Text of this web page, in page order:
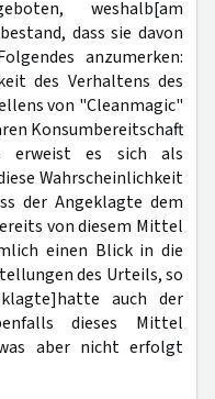
weshalb[am
dass sie davon
anzumerken:
des Verhaltens des
von "Cleanmagic"
Konsumbereitschaft
erweist es sich als
Wahrscheinlichkeit
der Angeklagte dem
von diesem Mittel
einen Blick in die
des Urteils, so
auch der
dieses Mittel
aber nicht erfolgt